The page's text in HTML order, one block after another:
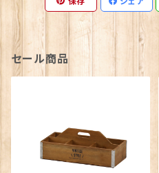
セール商品